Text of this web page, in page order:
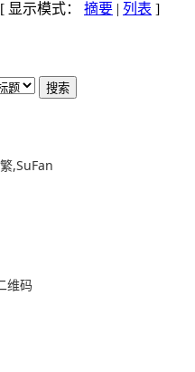
[ 显示模式： 摘要 | 列表 ]